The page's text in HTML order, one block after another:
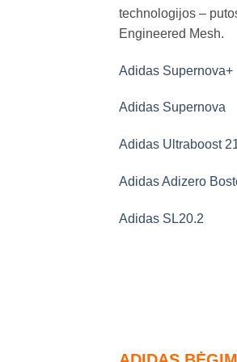
technologijos –
Engineered Mesh.
Adidas Supernova+
Adidas Supernova
Adidas Ultraboost
Adidas Adizero
Adidas SL20.2